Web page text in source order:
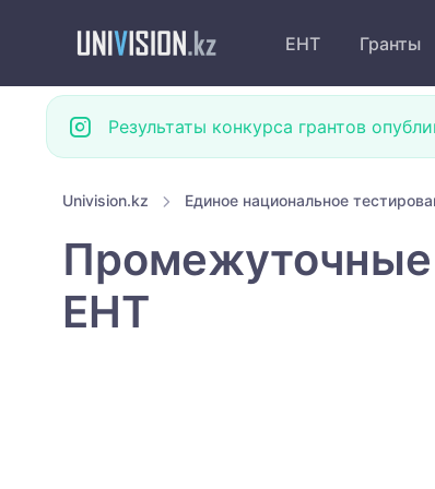
ЕНТ Гранты
Результаты конкурса грантов
Univision.kz Единое национальное
Промежуточные
ЕНТ